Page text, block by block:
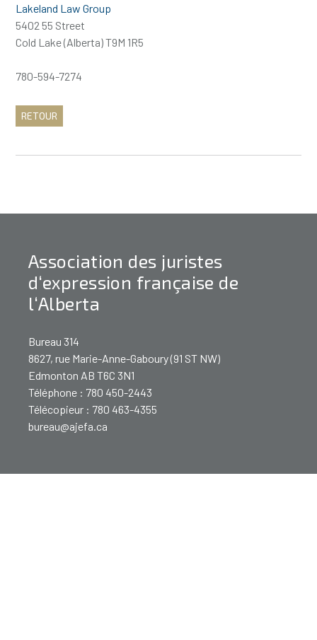
Lakeland Law Group
5402 55 Street
Cold Lake (Alberta) T9M 1R5
780-594-7274
RETOUR
Association des juristes
d‘expression française de
l‘Alberta
Bureau 314
8627, rue Marie-Anne-Gaboury (91 ST NW)
Edmonton AB T6C 3N1
Téléphone : 780 450-2443
Télécopieur : 780 463-4355
bureau@ajefa.ca